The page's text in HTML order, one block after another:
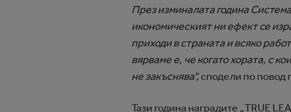
През изминалата година
икономическият ни ефект се
приходи в страната и всяко
вярваме е, че когато хората, с
не закъснява“,сподели по повод
Тази година наградите „TRUE